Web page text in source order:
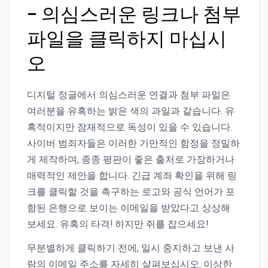
– 의심스러운 링크나 첨부
파일을 클릭하지 마십시
오
디지털 정글에서 의심스러운 연결과 첨부 파일은
여러분을 유혹하는 밝은 색의 과일과 같습니다. 유
혹적이지만 잠재적으로 독성이 있을 수 있습니다.
사이버 범죄자들은 이러한 기만적인 함정을 정밀하
게 제작하며, 종종 평판이 좋은 출처로 가장하거나
매력적인 제안을 합니다. 긴급 계좌 확인을 위해 링
크를 클릭할 것을 촉구하는 로고와 공식 언어가 포
함된 은행으로 보이는 이메일을 받았다고 상상해
보세요. 유혹의 타격! 하지만 쥐를 잡으세요!
무분별하게 클릭하기 전에, 일시 중지하고 보낸 사
람의 이메일 주소를 자세히 살펴보십시오. 이상한